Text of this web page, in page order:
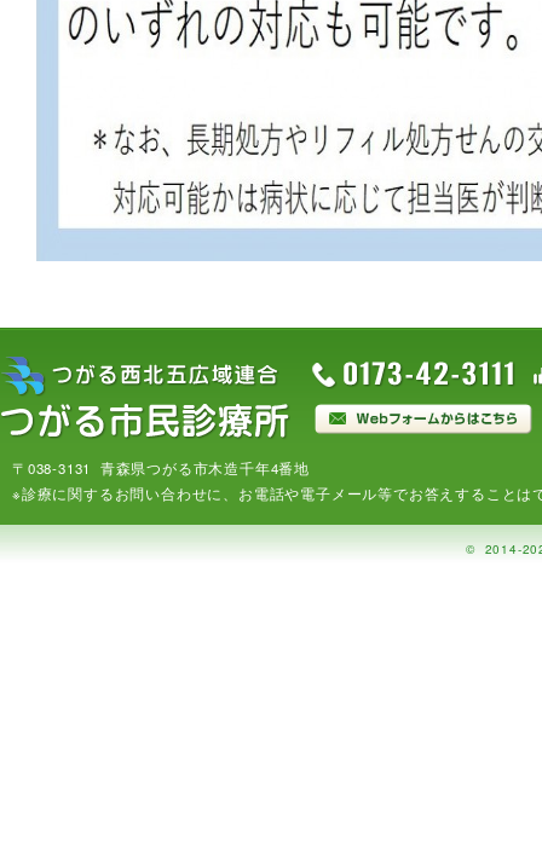
〒038-3131 青森県つがる市木造千年4番地
※診療に関するお問い合わせに、お電話や電子メール等でお答えすること
© 2014-